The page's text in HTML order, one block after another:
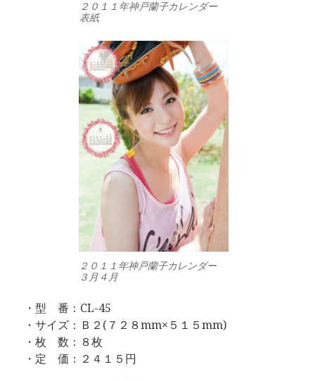
２０１１年神戸蘭子カレンダー
表紙
２０１１年神戸蘭子カレンダー
３月４月
・型 番：CL-45
・サイズ：Ｂ２(７２８mm×５１５mm)
・枚 数：８枚
・定 価：２４１５円